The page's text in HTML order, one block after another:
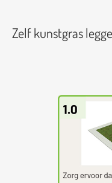
Zelf kunstgras